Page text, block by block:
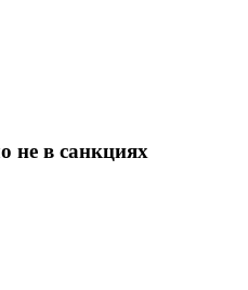
не в санкциях